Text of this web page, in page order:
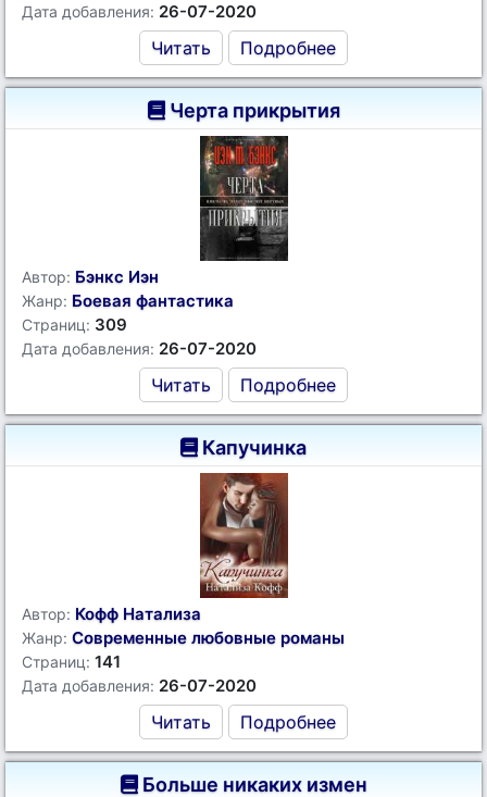
Дата добавления: 26-07-2020
Читать Подробнее
Черта прикрытия
Автор: Бэнкс Иэн
Жанр: Боевая фантастика
Страниц: 309
Дата добавления: 26-07-2020
Читать Подробнее
Капучинка
Автор: Кофф Натализа
Жанр: Современные любовные романы
Страниц: 141
Дата добавления: 26-07-2020
Читать Подробнее
Больше никаких измен